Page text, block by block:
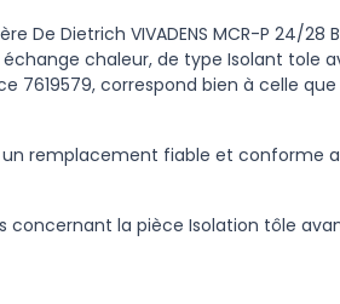
Dietrich VIVADENS MCR-P 24/28
chaleur, de type Isolant tole
7619579, correspond bien à celle que
remplacement fiable et conforme
concernant la pièce Isolation tôle